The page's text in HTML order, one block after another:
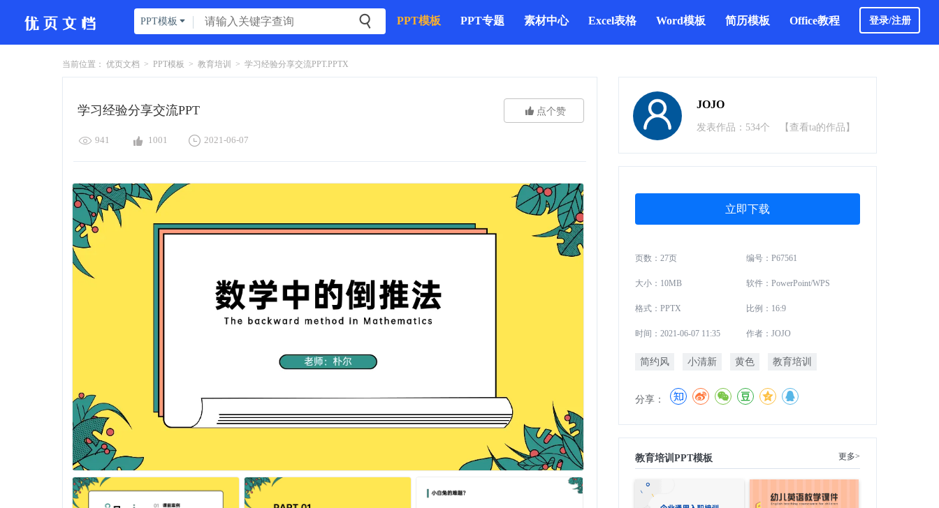
PPT模板   PPT模板 PPT专题 素材中心 Excel表格 Word模板 简历模板 Office教程 登录/注册
当前位置： 优页文档 > PPT模板 > 教育培训 > 学习经验分享交流PPT.PPTX
学习经验分享交流PPT  点个赞
 941  1001  2021-06-07
JOJO
发表作品：534个 【查看ta的作品】
立即下载
页数：27页 编号：P67561
大小：10MB 软件：PowerPoint/WPS
格式：PPTX 比例：16:9
时间：2021-06-07 11:35 作者：JOJO
简约风 小清新 黄色 教育培训
分享：
教育培训PPT模板 更多>